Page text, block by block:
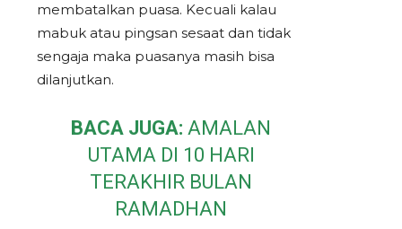
membatalkan puasa. Kecuali kalau
mabuk atau pingsan sesaat dan tidak
sengaja maka puasanya masih bisa
dilanjutkan.
BACA JUGA: AMALAN
UTAMA DI 10 HARI
TERAKHIR BULAN
RAMADHAN